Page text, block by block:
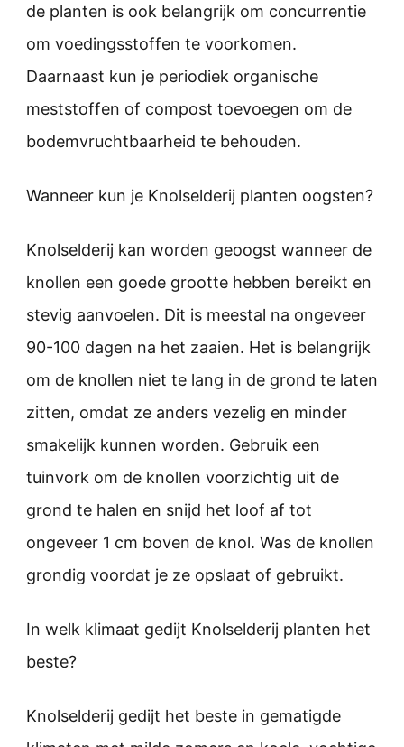
de planten is ook belangrijk om concurrentie
om voedingsstoffen te voorkomen.
Daarnaast kun je periodiek organische
meststoffen of compost toevoegen om de
bodemvruchtbaarheid te behouden.
Wanneer kun je Knolselderij planten oogsten?
Knolselderij kan worden geoogst wanneer de
knollen een goede grootte hebben bereikt en
stevig aanvoelen. Dit is meestal na ongeveer
90-100 dagen na het zaaien. Het is belangrijk
om de knollen niet te lang in de grond te laten
zitten, omdat ze anders vezelig en minder
smakelijk kunnen worden. Gebruik een
tuinvork om de knollen voorzichtig uit de
grond te halen en snijd het loof af tot
ongeveer 1 cm boven de knol. Was de knollen
grondig voordat je ze opslaat of gebruikt.
In welk klimaat gedijt Knolselderij planten het
beste?
Knolselderij gedijt het beste in gematigde